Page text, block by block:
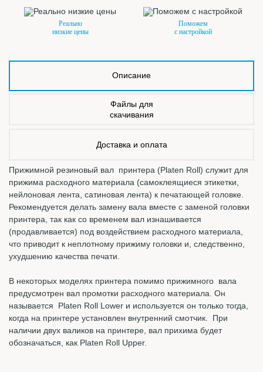
Реально
низкие цены
Поможем
с настройкой
Описание
Файлы для
скачивания
Доставка и оплата
Прижимной резиновый вал принтера (Platen Roll) служит для
прижима расходного материала (самоклеящиеся этикетки,
нейлоновая лента, сатиновая лента) к печатающей головке.
Рекомендуется делать замену вала вместе с заменой головки
принтера, так как со временем вал изнашивается
(продавливается) под воздействием расходного материала,
что приводит к неплотному прижиму головки и, следственно,
ухудшению качества печати.
В некоторых моделях принтера помимо прижимного вала
предусмотрен вал промотки расходного материала. Он
называется Platen Roll Lower и используется он только тогда,
когда на принтере установлен внутренний смотчик. При
наличии двух валиков на принтере, вал прихима будет
обозначаться, как Platen Roll Upper.